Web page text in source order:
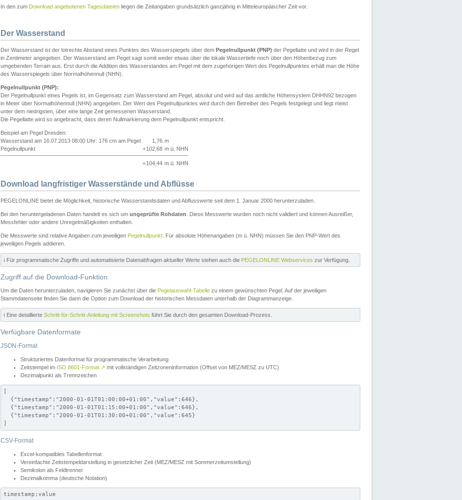
In den zum Download angebotenen Tagesdateien liegen die Zeitangaben grundsätzlich ganzjährig in Mitteleuropäischer Zeit vor.
Der Wasserstand
Der Wasserstand ist der lotrechte Abstand eines Punktes des Wasserspiegels über dem Pegelnullpunkt (PNP) der Pegellatte und wird in der Regel
in Zentimeter angegeben. Der Wasserstand am Pegel sagt somit weder etwas über die lokale Wassertiefe noch über den Höhenbezug zum
umgebenden Terrain aus. Erst durch die Addition des Wasserstandes am Pegel mit dem zugehörigen Wert des Pegelnullpunktes erhält man die Höhe
des Wasserspiegels über Normalhöhennull (NHN).
Pegelnullpunkt (PNP):
Der Pegelnullpunkt eines Pegels ist, im Gegensatz zum Wasserstand am Pegel, absolut und wird auf das amtliche Höhensystem DHHN92 bezogen
in Meter über Normalhöhennull (NHN) angegeben. Der Wert des Pegelnullpunktes wird durch den Betreiber des Pegels festgelegt und liegt meist
unter dem niedrigsten, über eine lange Zeit gemessenen Wasserstand.
Die Pegellatte wird so angebracht, dass deren Nullmarkierung dem Pegelnullpunkt entspricht.
Beispiel am Pegel Dresden:
Wasserstand am 16.07.2013 08:00 Uhr: 176 cm am Pegel
1,76 m
Pegelnullpunkt
+102,68 m ü. NHN
=104,44 m ü. NHN
Download langfristiger Wasserstände und Abflüsse
PEGELONLINE bietet die Möglichkeit, historische Wasserstandsdaten und Abflusswerte seit dem 1. Januar 2000 herunterzuladen.
Bei den heruntergeladenen Daten handelt es sich um ungeprüfte Rohdaten . Diese Messwerte wurden noch nicht validiert und können Ausreißer,
Messfehler oder andere Unregelmäßigkeiten enthalten.
Die Messwerte sind relative Angaben zum jeweiligen Pegelnullpunkt . Für absolute Höhenangaben (m ü. NHN) müssen Sie den PNP-Wert des
jeweiligen Pegels addieren.
ℹ️ Für programmatische Zugriffe und automatisierte Datenabfragen aktueller Werte stehen auch die PEGELONLINE Webservices zur Verfügung.
Zugriff auf die Download-Funktion
Um die Daten herunterzuladen, navigieren Sie zunächst über die Pegelauswahl-Tabelle zu einem gewünschten Pegel. Auf der jeweiligen
Stammdatenseite finden Sie dann die Option zum Download der historischen Messdaten unterhalb der Diagrammanzeige.
ℹ️ Eine detaillierte Schritt-für-Schritt-Anleitung mit Screenshots führt Sie durch den gesamten Download-Prozess.
Verfügbare Datenformate
JSON-Format
Strukturiertes Datenformat für programmatische Verarbeitung
Zeitstempel im ISO 8601-Format ↗ mit vollständigen Zeitzoneninformation (Offset von MEZ/MESZ zu UTC)
Dezimalpunkt als Trennzeichen
[
  {"timestamp":"2000-01-01T01:00:00+01:00","value":646},
  {"timestamp":"2000-01-01T01:15:00+01:00","value":646},
  {"timestamp":"2000-01-01T01:30:00+01:00","value":645}
]
CSV-Format
Excel-kompatibles Tabellenformat
Vereinfachte Zeitstempeldarstellung in gesetzlicher Zeit (MEZ/MESZ mit Sommerzeitumstellung)
Semikolon als Feldtrenner
Dezimalkomma (deutsche Notation)
timestamp;value